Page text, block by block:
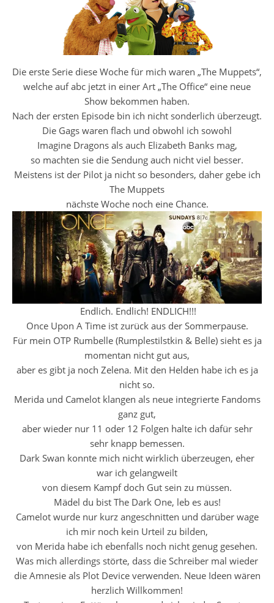
Die erste Serie diese Woche für mich waren „The Muppets“,
welche auf abc jetzt in einer Art „The Office“ eine neue
Show bekommen haben.
Nach der ersten Episode bin ich nicht sonderlich überzeugt.
Die Gags waren flach und obwohl ich sowohl
Imagine Dragons als auch Elizabeth Banks mag,
so machten sie die Sendung auch nicht viel besser.
Meistens ist der Pilot ja nicht so besonders, daher gebe ich
The Muppets
nächste Woche noch eine Chance.
Endlich. Endlich! ENDLICH!!!
Once Upon A Time ist zurück aus der Sommerpause.
Für mein OTP Rumbelle (Rumplestilstkin & Belle) sieht es ja
momentan nicht gut aus,
aber es gibt ja noch Zelena. Mit den Helden habe ich es ja
nicht so.
Merida und Camelot klangen als neue integrierte Fandoms
ganz gut,
aber wieder nur 11 oder 12 Folgen halte ich dafür sehr
sehr knapp bemessen.
Dark Swan konnte mich nicht wirklich überzeugen, eher
war ich gelangweilt
von diesem Kampf doch Gut sein zu müssen.
Mädel du bist The Dark One, leb es aus!
Camelot wurde nur kurz angeschnitten und darüber wage
ich mir noch kein Urteil zu bilden,
von Merida habe ich ebenfalls noch nicht genug gesehen.
Was mich allerdings störte, dass die Schreiber mal wieder
die Amnesie als Plot Device verwenden. Neue Ideen wären
herzlich Willkommen!